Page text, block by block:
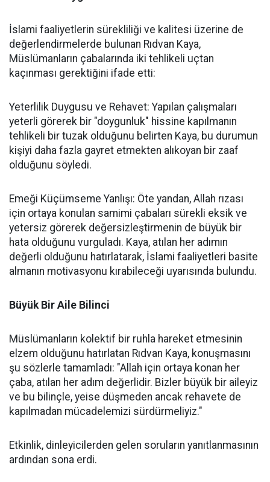
İslami faaliyetlerin sürekliliği ve kalitesi üzerine de
değerlendirmelerde bulunan Rıdvan Kaya,
Müslümanların çabalarında iki tehlikeli uçtan
kaçınması gerektiğini ifade etti:
Yeterlilik Duygusu ve Rehavet: Yapılan çalışmaları
yeterli görerek bir "doygunluk" hissine kapılmanın
tehlikeli bir tuzak olduğunu belirten Kaya, bu durumun
kişiyi daha fazla gayret etmekten alıkoyan bir zaaf
olduğunu söyledi.
Emeği Küçümseme Yanlışı: Öte yandan, Allah rızası
için ortaya konulan samimi çabaları sürekli eksik ve
yetersiz görerek değersizleştirmenin de büyük bir
hata olduğunu vurguladı. Kaya, atılan her adımın
değerli olduğunu hatırlatarak, İslami faaliyetleri basite
almanın motivasyonu kırabileceği uyarısında bulundu.
Büyük Bir Aile Bilinci
Müslümanların kolektif bir ruhla hareket etmesinin
elzem olduğunu hatırlatan Rıdvan Kaya, konuşmasını
şu sözlerle tamamladı: "Allah için ortaya konan her
çaba, atılan her adım değerlidir. Bizler büyük bir aileyiz
ve bu bilinçle, yeise düşmeden ancak rehavete de
kapılmadan mücadelemizi sürdürmeliyiz."
Etkinlik, dinleyicilerden gelen soruların yanıtlanmasının
ardından sona erdi.